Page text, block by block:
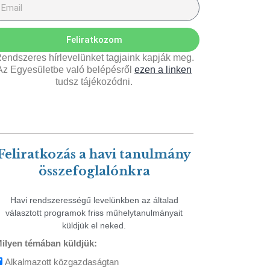
Feliratkozom
hírlevelünket tagjaink kapják meg.
Egyesületbe való belépésről ezen a linken
tudsz tájékozódni.
a havi tanulmány
összefoglalónkra
Havi rendszerességű levelünkben az általad
választott programok friss műhelytanulmányait
küldjük el neked.
témában küldjük:
Alkalmazott közgazdaságtan